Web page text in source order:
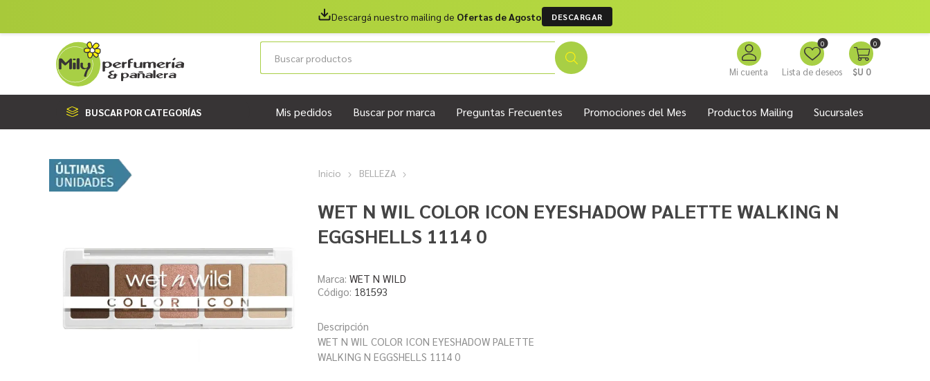
Descargá nuestro mailing de Ofertas de Agosto DESCARGAR
Mi cuenta Lista de deseos
0 0
$U 0
BUSCAR POR CATEGORÍAS Mis pedidos Buscar por marca Preguntas Frecuentes Promociones del Mes Productos Mailing Sucursales
Inicio BELLEZA
WET N WIL COLOR ICON EYESHADOW PALETTE WALKING N
EGGSHELLS 1114 0
Marca: WET N WILD
Código: 181593
Descripción
WET N WIL COLOR ICON EYESHADOW PALETTE
WALKING N EGGSHELLS 1114 0